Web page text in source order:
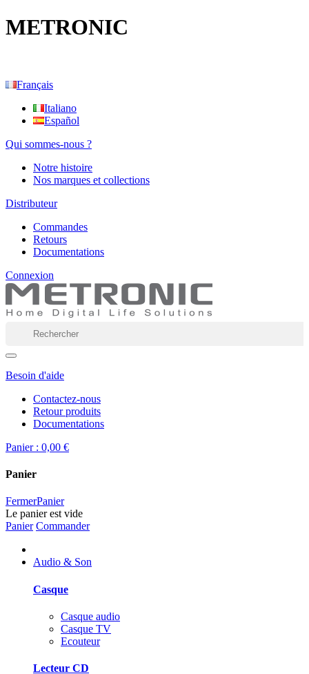
METRONIC
Français
Italiano
Español
Qui sommes-nous ?
Notre histoire
Nos marques et collections
Distributeur
Commandes
Retours
Documentations
Connexion
Besoin d'aide
Contactez-nous
Retour produits
Documentations
Panier : 0,00 €
Panier
FermerPanier
Le panier est vide
Panier Commander
Audio & Son
Casque
Casque audio
Casque TV
Ecouteur
Lecteur CD